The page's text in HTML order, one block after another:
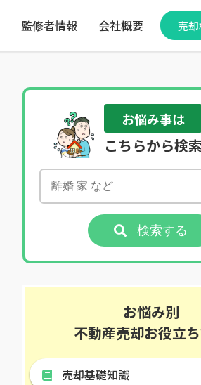
監修者情報 会社概要 売
お悩み事は
こちらから検索
検索する
お悩み別
不動産売却お役立
売却基礎知識